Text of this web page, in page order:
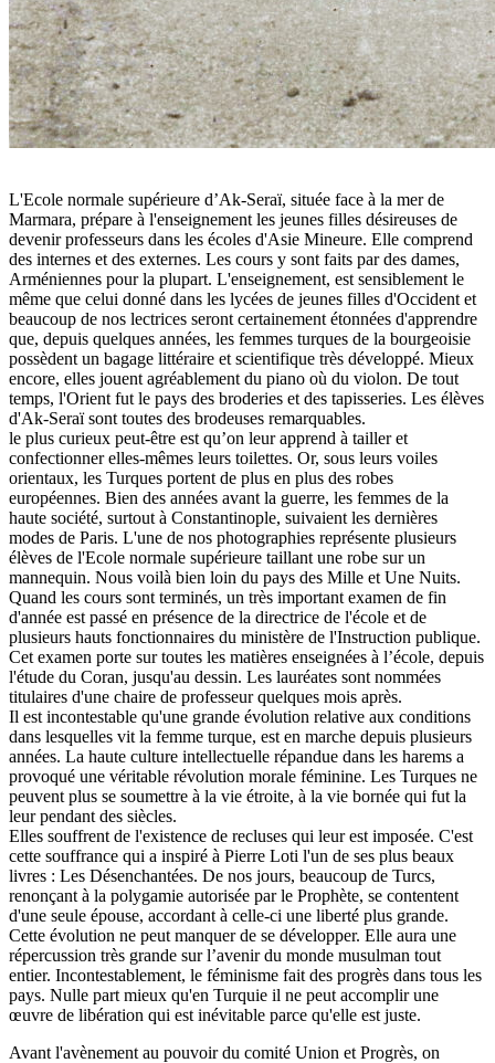
L'Ecole normale supérieure d’Ak-Seraï, située face à la mer de
Marmara, prépare à l'enseignement les jeunes filles désireuses de
devenir professeurs dans les écoles d'Asie Mineure. Elle comprend
des internes et des externes. Les cours y sont faits par des dames,
Arméniennes pour la plupart. L'enseignement, est sensiblement le
même que celui donné dans les lycées de jeunes filles d'Occident et
beaucoup de nos lectrices seront certainement étonnées d'apprendre
que, depuis quelques années, les femmes turques de la bourgeoisie
possèdent un bagage littéraire et scientifique très développé. Mieux
encore, elles jouent agréablement du piano où du violon. De tout
temps, l'Orient fut le pays des broderies et des tapisseries. Les élèves
d'Ak-Seraï sont toutes des brodeuses remarquables.
le plus curieux peut-être est qu’on leur apprend à tailler et
confectionner elles-mêmes leurs toilettes. Or, sous leurs voiles
orientaux, les Turques portent de plus en plus des robes
européennes. Bien des années avant la guerre, les femmes de la
haute société, surtout à Constantinople, suivaient les dernières
modes de Paris. L'une de nos photographies représente plusieurs
élèves de l'Ecole normale supérieure taillant une robe sur un
mannequin. Nous voilà bien loin du pays des Mille et Une Nuits.
Quand les cours sont terminés, un très important examen de fin
d'année est passé en présence de la directrice de l'école et de
plusieurs hauts fonctionnaires du ministère de l'Instruction publique.
Cet examen porte sur toutes les matières enseignées à l’école, depuis
l'étude du Coran, jusqu'au dessin. Les lauréates sont nommées
titulaires d'une chaire de professeur quelques mois après.
Il est incontestable qu'une grande évolution relative aux conditions
dans lesquelles vit la femme turque, est en marche depuis plusieurs
années. La haute culture intellectuelle répandue dans les harems a
provoqué une véritable révolution morale féminine. Les Turques ne
peuvent plus se soumettre à la vie étroite, à la vie bornée qui fut la
leur pendant des siècles.
Elles souffrent de l'existence de recluses qui leur est imposée. C'est
cette souffrance qui a inspiré à Pierre Loti l'un de ses plus beaux
livres : Les Désenchantées. De nos jours, beaucoup de Turcs,
renonçant à la polygamie autorisée par le Prophète, se contentent
d'une seule épouse, accordant à celle-ci une liberté plus grande.
Cette évolution ne peut manquer de se développer. Elle aura une
répercussion très grande sur l’avenir du monde musulman tout
entier. Incontestablement, le féminisme fait des progrès dans tous les
pays. Nulle part mieux qu'en Turquie il ne peut accomplir une
œuvre de libération qui est inévitable parce qu'elle est juste.
Avant l'avènement au pouvoir du comité Union et Progrès, on